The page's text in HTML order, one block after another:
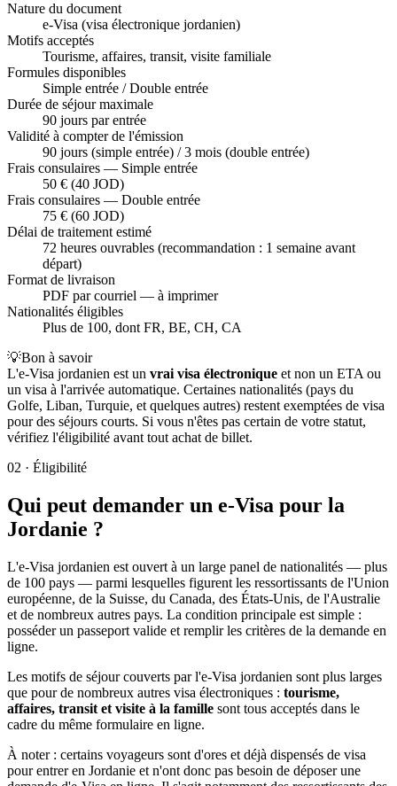
Nature du document
e-Visa (visa électronique jordanien)
Motifs acceptés
Tourisme, affaires, transit, visite familiale
Formules disponibles
Simple entrée / Double entrée
Durée de séjour maximale
90 jours par entrée
Validité à compter de l'émission
90 jours (simple entrée) / 3 mois (double entrée)
Frais consulaires — Simple entrée
50 € (40 JOD)
Frais consulaires — Double entrée
75 € (60 JOD)
Délai de traitement estimé
72 heures ouvrables (recommandation : 1 semaine avant
départ)
Format de livraison
PDF par courriel — à imprimer
Nationalités éligibles
Plus de 100, dont FR, BE, CH, CA
💡Bon à savoir
L'e-Visa jordanien est un vrai visa électronique et non un ETA ou
un visa à l'arrivée automatique. Certaines nationalités (pays du
Golfe, Liban, Turquie, et quelques autres) restent exemptées de visa
pour des séjours courts. Si vous n'êtes pas certain de votre statut,
vérifiez l'éligibilité avant tout achat de billet.
02 · Éligibilité
Qui peut demander un e-Visa pour la
Jordanie ?
L'e-Visa jordanien est ouvert à un large panel de nationalités — plus
de 100 pays — parmi lesquelles figurent les ressortissants de l'Union
européenne, de la Suisse, du Canada, des États-Unis, de l'Australie
et de nombreux autres pays. La condition principale est simple :
posséder un passeport valide et remplir les critères de la demande en
ligne.
Les motifs de séjour couverts par l'e-Visa jordanien sont plus larges
que pour de nombreux autres visa électroniques : tourisme,
affaires, transit et visite à la famille sont tous acceptés dans le
cadre du même formulaire en ligne.
À noter : certains voyageurs sont d'ores et déjà dispensés de visa
pour entrer en Jordanie et n'ont donc pas besoin de déposer une